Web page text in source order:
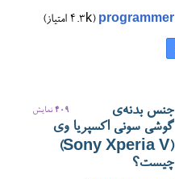
programmer
(
4.3k امتیاز)
409 نمایش
جنس بدنه‌ی
گوشی سونی اکسپریا وی
(Sony Xperia V)
چیست؟